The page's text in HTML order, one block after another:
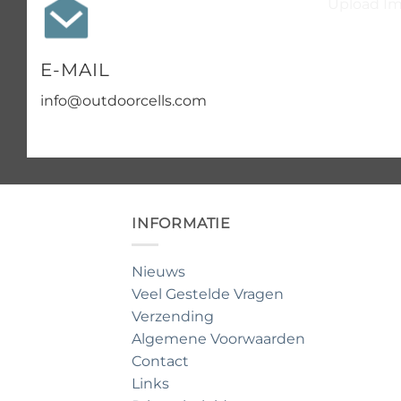
E-MAIL
info@outdoorcells.com
INFORMATIE
Nieuws
Veel Gestelde Vragen
Verzending
Algemene Voorwaarden
Contact
Links